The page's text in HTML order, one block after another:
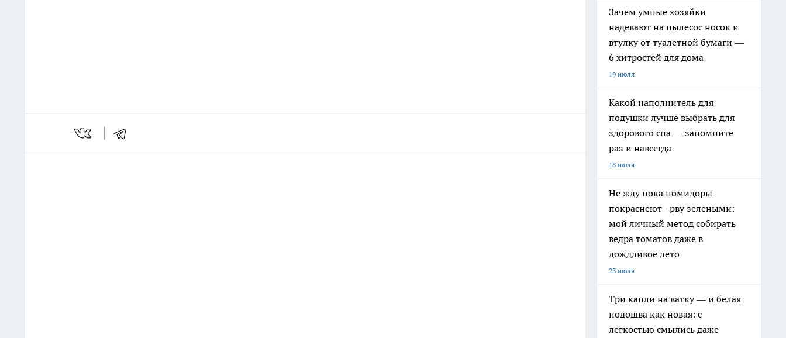
Зачем умные хозяйки
надевают на пылесос носок и
втулку от туалетной бумаги —
6 хитростей для дома
19 июля
Какой наполнитель для
подушки лучше выбрать для
здорового сна — запомните
раз и навсегда
18 июля
Не жду пока помидоры
покраснеют - рву зелеными:
мой личный метод собирать
ведра томатов даже в
дождливое лето
23 июля
Три капли на ватку — и белая
подошва как новая: с
легкостью смылись даже